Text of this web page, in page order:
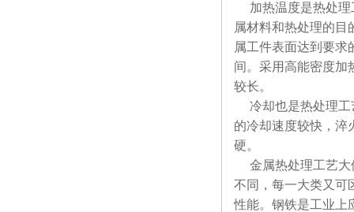
加热温度是热处理
属材料和热处理的目
属工件表面达到要求
间。采用高能密度加
较长。
冷却也是热处理工
的冷却速度较快，淬
硬。
金属热处理工艺大
不同，每一大类又可
性能。钢铁是工业上